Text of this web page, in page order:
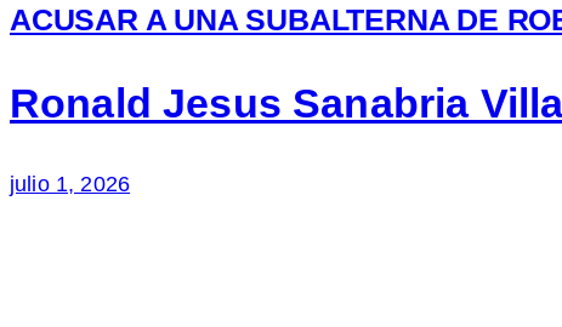
ACUSAR A UNA SUBALTERNA DE
Ronald Jesus Sanabria
julio 1, 2026